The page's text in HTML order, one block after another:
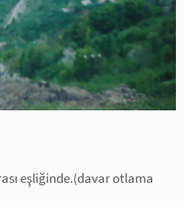
eşliğinde.(davar otlama